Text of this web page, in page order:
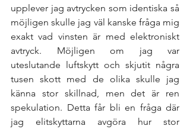
upplever jag avtrycken som identiska så
möjligen skulle jag väl kanske fråga mig
exakt vad vinsten är med elektroniskt
avtryck. Möjligen om jag var
uteslutande luftskytt och skjutit några
tusen skott med de olika skulle jag
känna stor skillnad, men det är ren
spekulation. Detta får bli en fråga där
jag elitskyttarna avgöra hur stor